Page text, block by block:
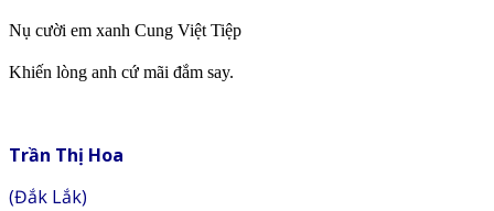
Nụ cười em xanh Cung Việt Tiệp
Khiến lòng anh cứ mãi đắm say.
Trần Thị Hoa
(Đắk Lắk)